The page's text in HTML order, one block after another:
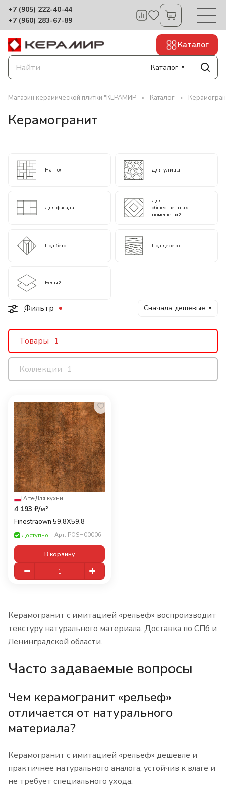
+7 (905) 222-40-44
+7 (960) 283-67-89
Каталог
Каталог
Магазин керамической плитки "КЕРАМИР Каталог
Керамогранит
На пол Для улицы
Для фасада
Для
общественных
помещений
Под бетон Под дерево
Белый
Фильтр Сначала дешевые
Товары 1
Коллекции 1
Arte·Для кухни
4 193 ₽/м²
Finestraown 59,8X59,8
Доступно Арт. POSH00006
В корзину
Керамогранит с имитацией «рельеф» воспроизводит
текстуру натурального материала. Доставка по СПб и
Ленинградской области.
Часто задаваемые вопросы
Чем керамогранит «рельеф»
отличается от натурального
материала?
Керамогранит с имитацией «рельеф» дешевле и
практичнее натурального аналога, устойчив к влаге и
не требует специального ухода.